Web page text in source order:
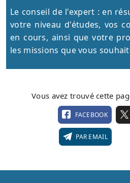
Le conseil de l'expert : en
votre niveau d'études, vos
en cours, ainsi que votre
les missions que vous
Vous avez trouvé cette
FACEBOOK
PAR EMAIL